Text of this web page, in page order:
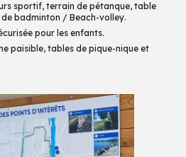
sportif, terrain de pétanque, table
badminton / Beach-volley.
pour les enfants.
paisible, tables de pique-nique et